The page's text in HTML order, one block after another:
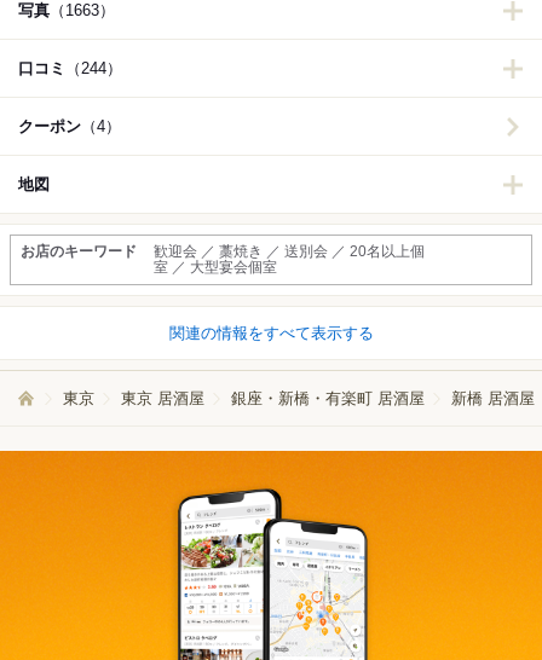
写真 （1663）
口コミ （244）
クーポン （4）
地図
お店のキーワード
歓迎会 ／ 藁焼き ／ 送別会 ／ 20名以上個
室 ／ 大型宴会個室
関連の情報をすべて表示する
東京 東京 居酒屋 銀座・新橋・有楽町 居酒屋 新橋 居酒屋